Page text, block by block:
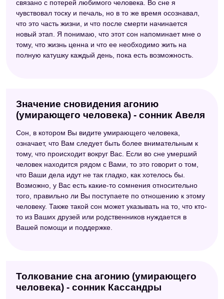
связано с потерей любимого человека. Во сне я
чувствовал тоску и печаль, но в то же время осознавал,
что это часть жизни, и что после смерти начинается
новый этап. Я понимаю, что этот сон напоминает мне о
тому, что жизнь ценна и что ее необходимо жить на
полную катушку каждый день, пока есть возможность.
Значение сновидения агонию
(умирающего человека) - сонник Авеля
Сон, в котором Вы видите умирающего человека,
означает, что Вам следует быть более внимательным к
тому, что происходит вокруг Вас. Если во сне умерший
человек находится рядом с Вами, то это говорит о том,
что Ваши дела идут не так гладко, как хотелось бы.
Возможно, у Вас есть какие-то сомнения относительно
того, правильно ли Вы поступаете по отношению к этому
человеку. Также такой сон может указывать на то, что кто-
то из Ваших друзей или родственников нуждается в
Вашей помощи и поддержке.
Толкование сна агонию (умирающего
человека) - сонник Кассандры